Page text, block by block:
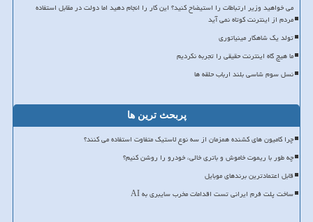
می خواهید وزیر ارتباطات را استیضاح کنید؟ این کار را انجام دهید اما دولت در مقابل استفاده
مردم از اینترنت کوتاه نمی آید
تولد یک شاهکار مینیاتوری
ما هیچ گاه اینترنت حقیقی را تجربه نکردیم
نسل سوم شاسی بلند ارباب حلقه ها
پربحث ترین ها
چرا کامیون های کشنده همزمان از سه نوع لاستیک متفاوت استفاده می کنند؟
چه طور با ریموت خاموش و باتری خالی، خودرو را روشن کنیم؟
قابل اعتمادترین برندهای موبایل
ساخت پلت فرم ایرانی تست اقدامات مخرب سایبری به AI